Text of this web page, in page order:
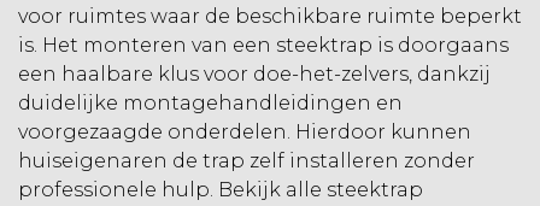
voor ruimtes waar de beschikbare ruimte beperkt
is. Het monteren van een steektrap is doorgaans
een haalbare klus voor doe-het-zelvers, dankzij
duidelijke montagehandleidingen en
voorgezaagde onderdelen. Hierdoor kunnen
huiseigenaren de trap zelf installeren zonder
professionele hulp. Bekijk alle steektrap